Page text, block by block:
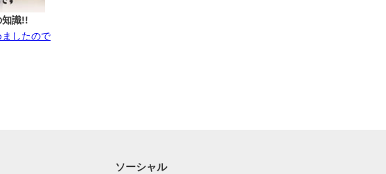
知識!!
したので
ソーシャル